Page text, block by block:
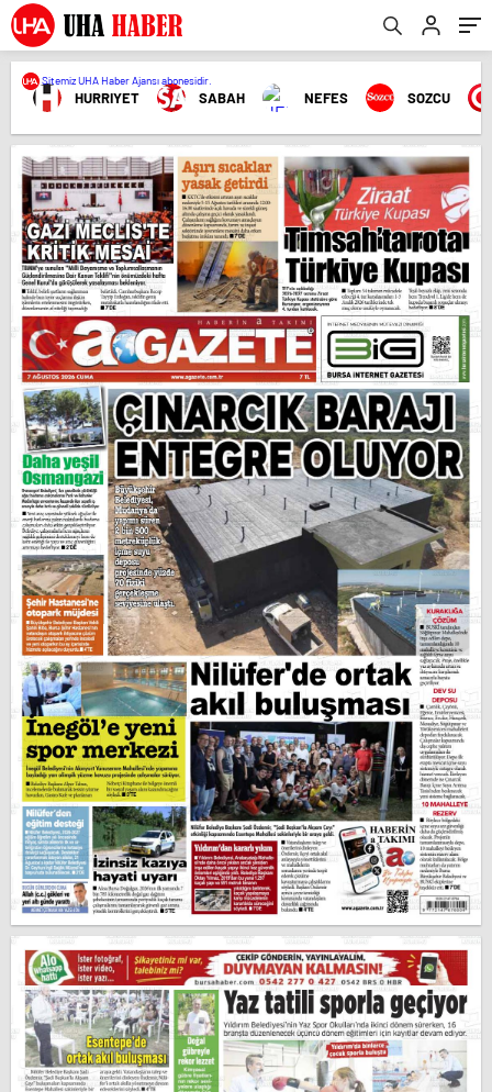
HURRIYET SABAH NEFES SOZCU
Sitemiz UHA Haber Ajansı abonesidir.